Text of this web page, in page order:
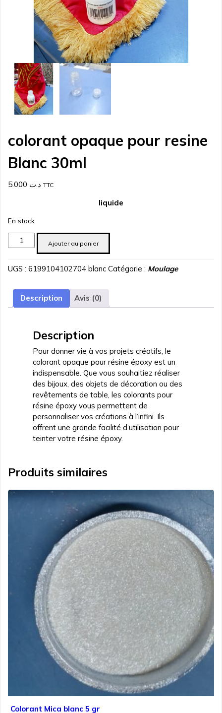
colorant opaque pour resine
Blanc 30ml
د.ت TTC
liquide
En stock
quantité
de
opaque
resine
Blanc
Ajouter au panier
UGS : 6199104102704 blanc Catégorie : Moulage
Description Avis (0)
Description
Pour donner vie à vos projets créatifs, le
colorant opaque pour résine époxy est un
indispensable. Que vous souhaitiez réaliser
des bijoux, des objets de décoration ou des
revêtements de table, les colorants pour
résine époxy vous permettent de
personnaliser vos créations à l’infini. Ils
offrent une grande facilité d’utilisation pour
teinter votre résine époxy.
Produits similaires
Colorant Mica blanc 5 gr